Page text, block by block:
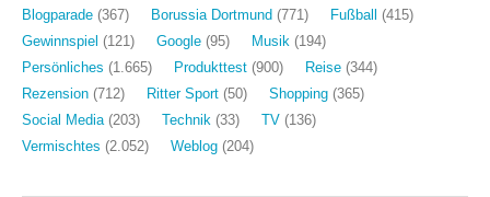
Blogparade (367) Borussia Dortmund (771) Fußball
(415)
Gewinnspiel (121) Google (95) Musik (194)
Persönliches (1.665) Produkttest (900) Reise (344)
Rezension (712) Ritter Sport (50) Shopping (365)
Social Media (203) Technik (33) TV (136)
Vermischtes (2.052) Weblog (204)